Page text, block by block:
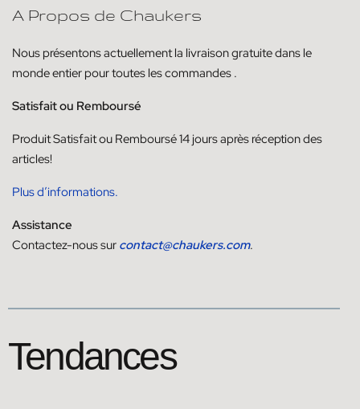
A Propos de Chaukers
Nous présentons actuellement la livraisongratuite dans le
monde entier pour toutes les commandes .
Satisfait ou Remboursé
ProduitSatisfait ou Remboursé14joursaprès réception des
articles!
Plus d’informations.
Assistance
Contactez-nous sur contact@chaukers.com.
Tendances